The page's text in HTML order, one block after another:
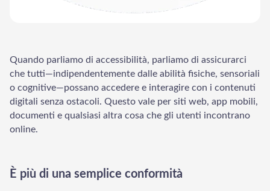
Quando parliamo di accessibilità, parliamo di assicurarci
che tutti—indipendentemente dalle abilità fisiche, sensoriali
o cognitive—possano accedere e interagire con i contenuti
digitali senza ostacoli. Questo vale per siti web, app mobili,
documenti e qualsiasi altra cosa che gli utenti incontrano
online.
È più di una semplice conformità
LadderWP Peter